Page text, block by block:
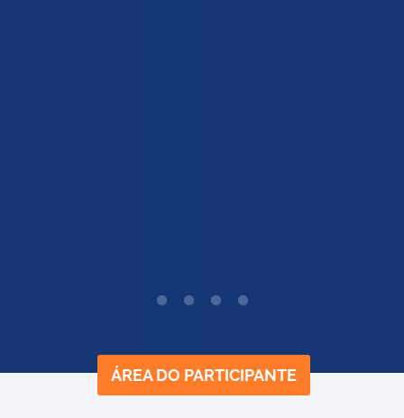
ÁREA DO PARTICIPANTE